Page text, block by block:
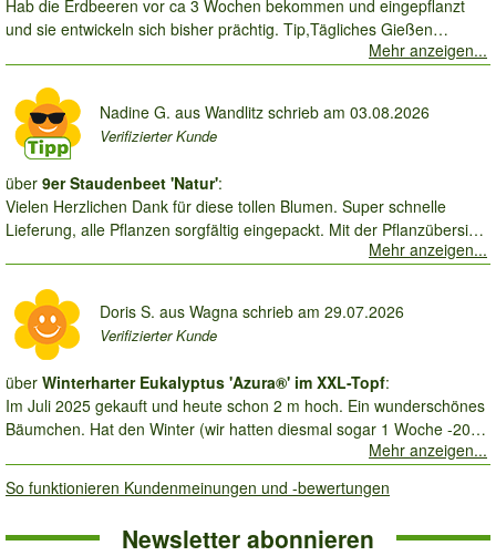
Hab die Erdbeeren vor ca 3 Wochen bekommen und eingepflanzt
und sie entwickeln sich bisher prächtig. Tip,Tägliches Gießen
Mehr anzeigen...
Nadine G. aus Wandlitz schrieb am 03.08.2026
Verifizierter Kunde
über 9er Staudenbeet 'Natur':
Vielen Herzlichen Dank für diese tollen Blumen. Super schnelle
Lieferung, alle Pflanzen sorgfältig eingepackt. Mit der Pflanzübersicht
ruck zuck in die Hochbeete eingepflanzt. Nach nur einer Woche sind
Mehr anzeigen...
Doris S. aus Wagna schrieb am 29.07.2026
Verifizierter Kunde
über Winterharter Eukalyptus 'Azura®' im XXL-Topf:
Im Juli 2025 gekauft und heute schon 2 m hoch. Ein wunderschönes
Bäumchen. Hat den Winter (wir hatten diesmal sogar 1 Woche -20
Grad) gut überstanden. Ein schöner Blickfang für den Garten.
Mehr anzeigen...
So funktionieren Kundenmeinungen und -bewertungen
Newsletter abonnieren